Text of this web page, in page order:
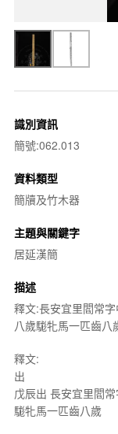
識別資訊
簡號:062.013
資料類型
簡牘及竹木器
主題與關鍵字
居延漢簡
描述
釋文:長安宜里閻
八歲駹牝馬一匹齒
釋
出
戊辰出 長安宜里閻
駹牝馬一匹齒